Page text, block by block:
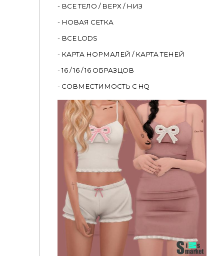
- ВСЕ ТЕЛО / ВЕРХ / НИЗ
- НОВАЯ СЕТКА
- ВСЕ LODS
- КАРТА НОРМАЛЕЙ / КАРТА ТЕНЕЙ
- 16 / 16 / 16 ОБРАЗЦОВ
- СОВМЕСТИМОСТЬ С HQ